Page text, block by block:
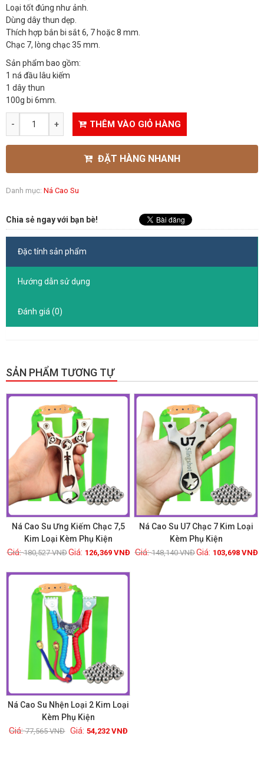
Loại tốt đúng như ảnh.
Dùng dây thun dẹp.
Thích hợp bắn bi sắt 6, 7 hoặc 8 mm.
Chạc 7, lòng chạc 35 mm.
Sản phẩm bao gồm:
1 ná đầu lâu kiếm
1 dây thun
100g bi 6mm.
THÊM VÀO GIỎ HÀNG
ĐẶT HÀNG NHANH
Danh mục: Ná Cao Su
Chia sẻ ngay với bạn bè!
Đặc tính sản phẩm
Hướng dẫn sử dụng
Đánh giá (0)
SẢN PHẨM TƯƠNG TỰ
GIẢM GIÁ!
Ná Cao Su Ưng Kiếm Chạc 7,5
Kim Loại Kèm Phụ Kiện
180,527VNĐ 126,369 VNĐ
GIẢM GIÁ!
Ná Cao Su U7 Chạc 7 Kim Loại
Kèm Phụ Kiện
148,140VNĐ 103,698 VNĐ
GIẢM GIÁ!
Ná Cao Su Nhện Loại 2 Kim Loại
Kèm Phụ Kiện
77,565VNĐ 54,232VNĐ